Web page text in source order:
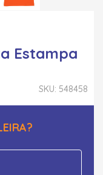
Estampa
SKU: 548458